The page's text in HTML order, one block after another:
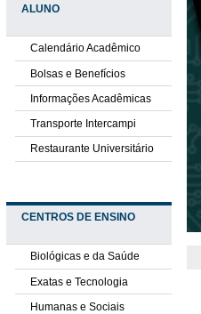
ALUNO
Calendário Acadêmico
Bolsas e Benefícios
Informações Acadêmicas
Transporte Intercampi
Restaurante Universitário
CENTROS DE ENSINO
Biológicas e da Saúde
Exatas e Tecnologia
Humanas e Sociais